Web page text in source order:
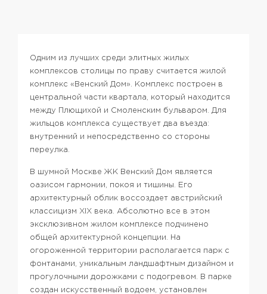
Одним из лучших среди элитных жилых
комплексов столицы по праву считается жилой
комплекс «Венский Дом». Комплекс построен в
центральной части квартала, который находится
между Плющихой и Смоленским бульваром. Для
жильцов комплекса существует два въезда:
внутренний и непосредственно со стороны
переулка.
В шумной Москве ЖК Венский Дом является
оазисом гармонии, покоя и тишины. Его
архитектурный облик воссоздает австрийский
классицизм XIX века. Абсолютно все в этом
эксклюзивном жилом комплексе подчинено
общей архитектурной концепции. На
огороженной территории располагается парк с
фонтанами, уникальным ландшафтным дизайном и
прогулочными дорожками с подогревом. В парке
создан искусственный водоем, установлен